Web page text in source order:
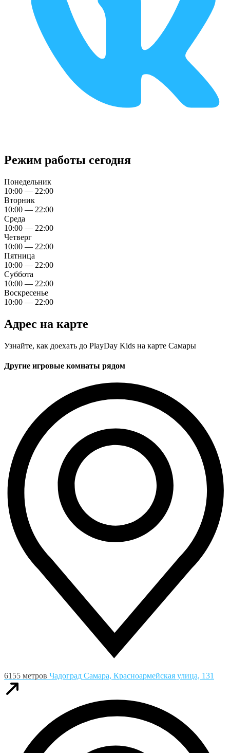
Режим работы сегодня
Понедельник
10:00 — 22:00
Вторник
10:00 — 22:00
Среда
10:00 — 22:00
Четверг
10:00 — 22:00
Пятница
10:00 — 22:00
Суббота
10:00 — 22:00
Воскресенье
10:00 — 22:00
Адрес на карте
Узнайте, как доехать до PlayDay Kids на карте Самары
Другие игровые комнаты рядом
6155 метров Чадоград Самара, Красноармейская улица, 131